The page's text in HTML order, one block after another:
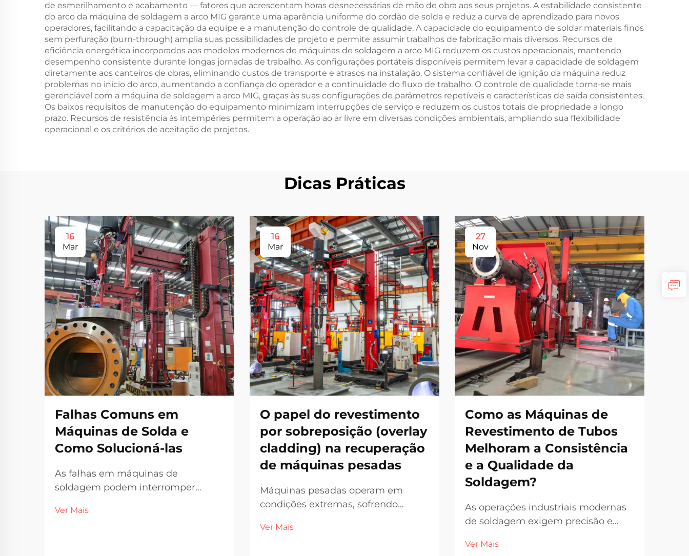
de esmerilhamento e acabamento — fatores que acrescentam horas desnecessárias de mão de obra aos seus projetos. A estabilidade consistente
do arco da máquina de soldagem a arco MIG garante uma aparência uniforme do cordão de solda e reduz a curva de aprendizado para novos
operadores, facilitando a capacitação da equipe e a manutenção do controle de qualidade. A capacidade do equipamento de soldar materiais finos
sem perfuração (burn-through) amplia suas possibilidades de projeto e permite assumir trabalhos de fabricação mais diversos. Recursos de
eficiência energética incorporados aos modelos modernos de máquinas de soldagem a arco MIG reduzem os custos operacionais, mantendo
desempenho consistente durante longas jornadas de trabalho. As configurações portáteis disponíveis permitem levar a capacidade de soldagem
diretamente aos canteiros de obras, eliminando custos de transporte e atrasos na instalação. O sistema confiável de ignição da máquina reduz
problemas no início do arco, aumentando a confiança do operador e a continuidade do fluxo de trabalho. O controle de qualidade torna-se mais
gerenciável com a máquina de soldagem a arco MIG, graças às suas configurações de parâmetros repetíveis e características de saída consistentes.
Os baixos requisitos de manutenção do equipamento minimizam interrupções de serviço e reduzem os custos totais de propriedade a longo
prazo. Recursos de resistência às intempéries permitem a operação ao ar livre em diversas condições ambientais, ampliando sua flexibilidade
operacional e os critérios de aceitação de projetos.
Dicas Práticas
16
Mar
Falhas Comuns em
Máquinas de Solda e
Como Solucioná-las
As falhas em máquinas de
soldagem podem interromper
qualidade das soldas e gerar
Ver Mais
16
Mar
O papel do revestimento
por sobreposição (overlay
cladding) na recuperação
de máquinas pesadas
Máquinas pesadas operam em
condições extremas, sofrendo
corrosão e tensões mecânicas, o
Ver Mais
27
Nov
Como as Máquinas de
Revestimento de Tubos
Melhoram a Consistência
e a Qualidade da
Soldagem?
As operações industriais modernas
de soldagem exigem precisão e
especialmente em aplicações que
Ver Mais